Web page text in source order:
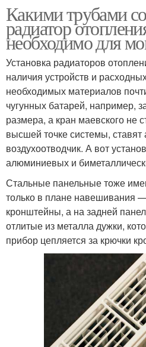
Какими трубами
радиатор
необходимо для
Установка радиаторов
наличия устройств и
необходимых материалов
чугунных батарей, например,
размера, а кран маевского не
высшей точке системы, ставят
воздухоотводчик. А вот
алюминиевых и
Стальные панельные тоже
только в плане навешивания
кронштейны, а на задней
отлитые из металла дужки,
прибор цепляется за крючки